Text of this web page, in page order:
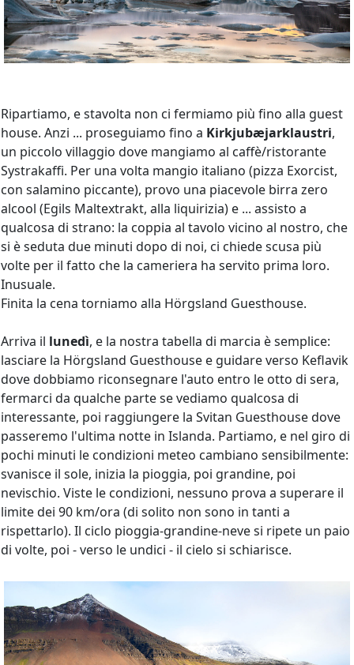
Ripartiamo, e stavolta non ci fermiamo più fino alla guest
house. Anzi ... proseguiamo fino a Kirkjubæjarklaustri,
un piccolo villaggio dove mangiamo al caffè/ristorante
Systrakaffi. Per una volta mangio italiano (pizza Exorcist,
con salamino piccante), provo una piacevole birra zero
alcool (Egils Maltextrakt, alla liquirizia) e ... assisto a
qualcosa di strano: la coppia al tavolo vicino al nostro, che
si è seduta due minuti dopo di noi, ci chiede scusa più
volte per il fatto che la cameriera ha servito prima loro.
Inusuale.
Finita la cena torniamo alla Hörgsland Guesthouse.
Arriva il lunedì, e la nostra tabella di marcia è semplice:
lasciare la Hörgsland Guesthouse e guidare verso Keflavik
dove dobbiamo riconsegnare l'auto entro le otto di sera,
fermarci da qualche parte se vediamo qualcosa di
interessante, poi raggiungere la Svitan Guesthouse dove
passeremo l'ultima notte in Islanda. Partiamo, e nel giro di
pochi minuti le condizioni meteo cambiano sensibilmente:
svanisce il sole, inizia la pioggia, poi grandine, poi
nevischio. Viste le condizioni, nessuno prova a superare il
limite dei 90 km/ora (di solito non sono in tanti a
rispettarlo). Il ciclo pioggia-grandine-neve si ripete un paio
di volte, poi - verso le undici - il cielo si schiarisce.